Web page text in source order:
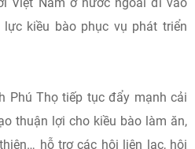
kiều bào phục vụ phát triển
Phú Thọ tiếp tục đẩy mạnh cải
thuận lợi cho kiều bào làm ăn,
hỗ trợ các hội liên lạc, hội